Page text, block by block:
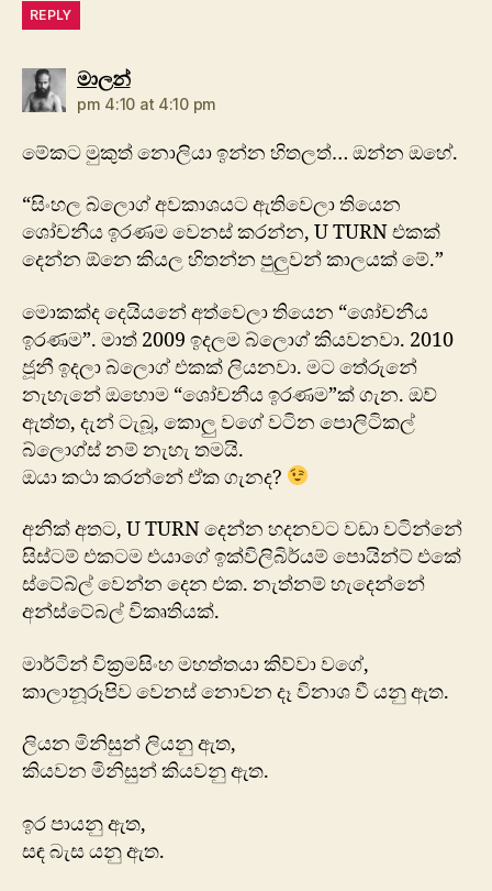
REPLY
මාලන්says:
pm 4:10 at 4:10 pm
මේකට මුකුත් නොලියා ඉන්න හිතලත්… ඔන්න ඔහේ.
“සිංහල බ්ලොග් අවකාශයට ඇතිවෙලා තියෙන
ශෝචනීය ඉරණම වෙනස් කරන්න, U TURN එකක්
දෙන්න ඕනෙ කියල හිතන්න පුලුවන් කාලයක් මේ.”
මොකක්ද දෙයියනේ අත්වෙලා තියෙන “ශෝචනීය
ඉරණම”. මාත් 2009 ඉදලම බ්ලොග් කියවනවා. 2010
ජූනී ඉදලා බ්ලොග් එකක් ලියනවා. මට තේරුනේ
නැහැනේ ඔහොම “ශෝචනීය ඉරණම”ක් ගැන. ඔව්
ඇත්ත, දැන් ටැබූ, කොලු වගේ වටින පොලිටිකල්
බ්ලොග්ස් නම් නැහැ තමයි.
ඔයා කථා කරන්නේ ඒක ගැනද?
අනික් අතට, U TURN දෙන්න හදනවට වඩා වටින්නේ
සිස්ටම් එකටම එයාගේ ඉක්විලිබිර්යම් පොයින්ට් එකේ
ස්ටේබ්ල් වෙන්න දෙන එක. නැත්නම් හැදෙන්නේ
අන්ස්ටේබල් විකෘතියක්.
මාර්ටින් වික්‍රමසිංහ මහත්තයා කිව්වා වගේ,
කාලානූරූපිව වෙනස් නොවන දෑ විනාශ වී යනු ඇත.
ලියන මිනිසුන් ලියනු ඇත,
කියවන මිනිසුන් කියවනු ඇත.
ඉර පායනු ඇත,
සඳ බැස යනු ඇත.